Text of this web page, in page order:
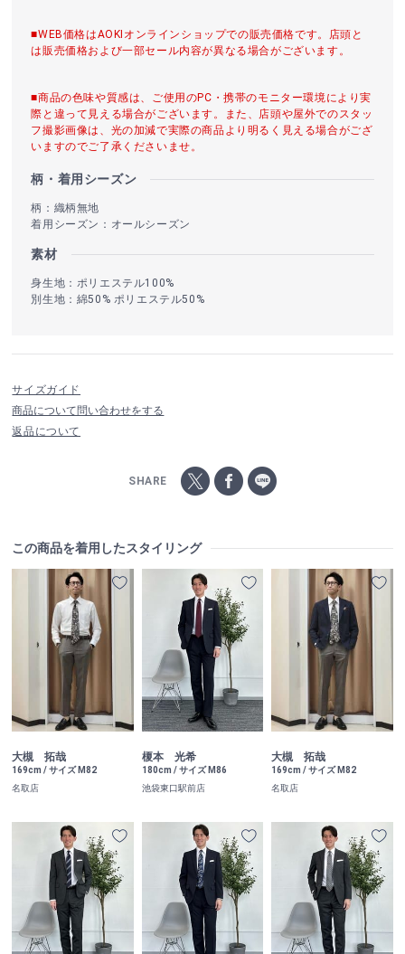
■WEB価格はAOKIオンラインショップでの販売価格です。店頭と
は販売価格および一部セール内容が異なる場合がございます。
■商品の色味や質感は、ご使用のPC・携帯のモニター環境により実
際と違って見える場合がございます。また、店頭や屋外でのスタッ
フ撮影画像は、光の加減で実際の商品より明るく見える場合がござ
いますのでご了承くださいませ。
柄・着用シーズン
柄：織柄無地
着用シーズン：オールシーズン
素材
身生地：ポリエステル100%
別生地：綿50% ポリエステル50%
サイズガイド
商品について問い合わせをする
返品について
SHARE
この商品を着用したスタイリング
大槻 拓哉
169cm / サイズ M82
名取店
榎本 光希
180cm / サイズ M86
池袋東口駅前店
大槻 拓哉
169cm / サイズ M82
名取店